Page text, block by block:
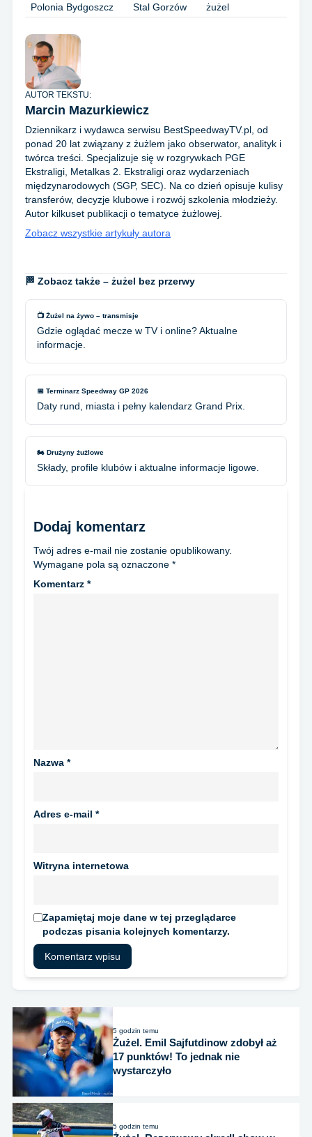
Polonia Bydgoszcz
Stal Gorzów żużel
AUTOR TEKSTU:
Marcin Mazurkiewicz
Dziennikarz i wydawca serwisu BestSpeedwayTV.pl, od
ponad 20 lat związany z żużlem jako obserwator, analityk i
twórca treści. Specjalizuje się w rozgrywkach PGE
Ekstraligi, Metalkas 2. Ekstraligi oraz wydarzeniach
międzynarodowych (SGP, SEC). Na co dzień opisuje kulisy
transferów, decyzje klubowe i rozwój szkolenia młodzieży.
Autor kilkuset publikacji o tematyce żużlowej.
Zobacz wszystkie artykuły autora
🏁 Zobacz także – żużel bez przerwy
📺 Żużel na żywo – transmisje
Gdzie oglądać mecze w TV i online? Aktualne
informacje.
📅 Terminarz Speedway GP 2026
Daty rund, miasta i pełny kalendarz Grand Prix.
🏍️ Drużyny żużlowe
Składy, profile klubów i aktualne informacje ligowe.
Dodaj komentarz
Twój adres e-mail nie zostanie opublikowany.
Wymagane pola są oznaczone *
Komentarz *
Nazwa *
Adres e-mail *
Witryna internetowa
Zapamiętaj moje dane w tej przeglądarce
podczas pisania kolejnych komentarzy.
5 godzin temu
Żużel. Emil Sajfutdinow zdobył aż
17 punktów! To jednak nie
wystarczyło
5 godzin temu